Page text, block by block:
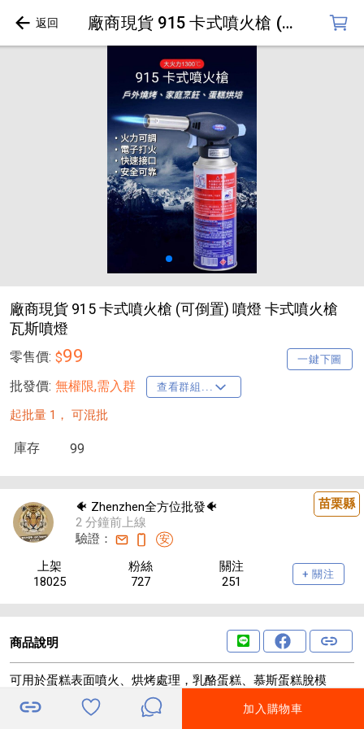
廠商現貨 915 卡式噴火槍 (可倒置) 噴燈 卡式噴火槍 瓦斯噴燈
廠商現貨 915 卡式噴火槍 (可倒置) 噴燈 卡式噴火槍
瓦斯噴燈
零售價: $99 一鍵下圖
批發價: 無權限,需入群 查看群組...
起批量 1， 可混批
庫存 99
苗栗縣
🐠 Zhenzhen全方位批發🐠
2 分鐘前上線
驗證：
安
上架
18025
粉絲
727
關注
251
+ 關注
商品說明
可用於蛋糕表面噴火、烘烤處理，乳酪蛋糕、慕斯蛋糕脫模
壽司炙燒、燒烤、野外燒水、做飯、火鍋等
野外取火、處理豬蹄，處理豬頭等
加入購物車